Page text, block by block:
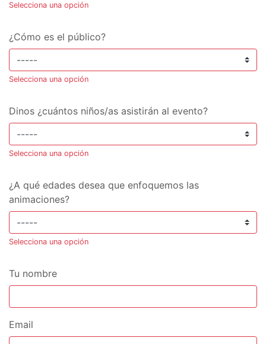
Selecciona una opción
¿Cómo es el público?
Selecciona una opción
Dinos ¿cuántos niños/as asistirán al evento?
Selecciona una opción
¿A qué edades desea que enfoquemos las
animaciones?
Selecciona una opción
Tu nombre
Email